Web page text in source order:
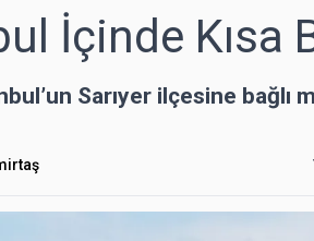
İçinde Kısa
Sarıyer ilçesine